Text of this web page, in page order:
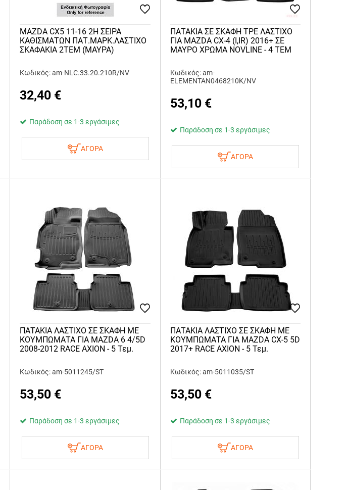
MAZDA CX5 11-16 2Η ΣΕΙΡΑ
ΚΑΘΙΣΜΑΤΩΝ ΠΑΤ.ΜΑΡΚ.ΛΑΣΤΙΧΟ
ΣΚΑΦΑΚΙΑ 2ΤΕΜ (ΜΑΥΡΑ)
Κωδικός: am-NLC.33.20.210R/NV
32,40 €
Παράδοση σε 1-3 εργάσιμες
ΑΓΟΡΑ
ΠΑΤΑΚΙΑ ΣΕ ΣΚΑΦΗ TPE ΛΑΣΤΙΧΟ
ΓΙΑ MAZDA CX-4 (I,IR) 2016+ ΣΕ
ΜΑΥΡΟ ΧΡΩΜΑ NOVLINE - 4 ΤΕΜ
Κωδικός: am-
ELEMENTAN0468210K/NV
53,10 €
Παράδοση σε 1-3 εργάσιμες
ΑΓΟΡΑ
ΠΑΤΑΚΙA ΛΑΣΤΙΧΟ ΣΕ ΣΚΑΦΗ ME
KOYMΠΩΜΑΤΑ ΓΙΑ MAZDA 6 4/5D
2008-2012 RACE AXION - 5 Τεμ.
Κωδικός: am-5011245/ST
53,50 €
Παράδοση σε 1-3 εργάσιμες
ΑΓΟΡΑ
ΠΑΤΑΚΙA ΛΑΣΤΙΧΟ ΣΕ ΣΚΑΦΗ ME
KOYMΠΩΜΑΤΑ ΓΙΑ MAZDA CX-5 5D
2017+ RACE AXION - 5 Τεμ.
Κωδικός: am-5011035/ST
53,50 €
Παράδοση σε 1-3 εργάσιμες
ΑΓΟΡΑ